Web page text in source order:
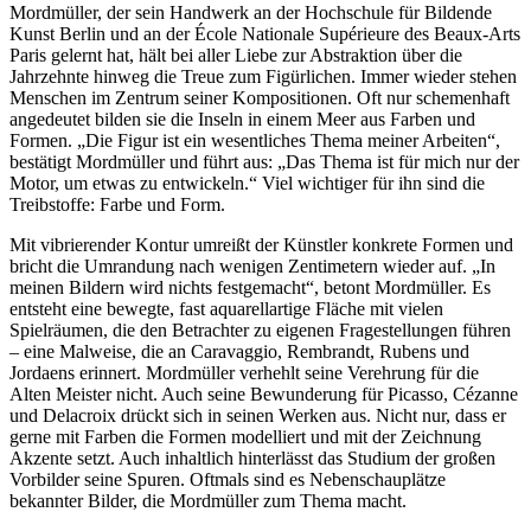
Mordmüller, der sein Handwerk an der Hochschule für Bildende
Kunst Berlin und an der École Nationale Supérieure des Beaux-Arts
Paris gelernt hat, hält bei aller Liebe zur Abstraktion über die
Jahrzehnte hinweg die Treue zum Figürlichen. Immer wieder stehen
Menschen im Zentrum seiner Kompositionen. Oft nur schemenhaft
angedeutet bilden sie die Inseln in einem Meer aus Farben und
Formen. „Die Figur ist ein wesentliches Thema meiner Arbeiten“,
bestätigt Mordmüller und führt aus: „Das Thema ist für mich nur der
Motor, um etwas zu entwickeln.“ Viel wichtiger für ihn sind die
Treibstoffe: Farbe und Form.
Mit vibrierender Kontur umreißt der Künstler konkrete Formen und
bricht die Umrandung nach wenigen Zentimetern wieder auf. „In
meinen Bildern wird nichts festgemacht“, betont Mordmüller. Es
entsteht eine bewegte, fast aquarellartige Fläche mit vielen
Spielräumen, die den Betrachter zu eigenen Fragestellungen führen
– eine Malweise, die an Caravaggio, Rembrandt, Rubens und
Jordaens erinnert. Mordmüller verhehlt seine Verehrung für die
Alten Meister nicht. Auch seine Bewunderung für Picasso, Cézanne
und Delacroix drückt sich in seinen Werken aus. Nicht nur, dass er
gerne mit Farben die Formen modelliert und mit der Zeichnung
Akzente setzt. Auch inhaltlich hinterlässt das Studium der großen
Vorbilder seine Spuren. Oftmals sind es Nebenschauplätze
bekannter Bilder, die Mordmüller zum Thema macht.